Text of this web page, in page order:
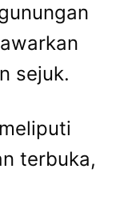
sejuk.
terbuka,